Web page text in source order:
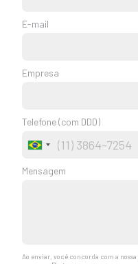
E-mail
Empresa
Telefone (com DDD)
Brazil
Mensagem
Ao enviar, você concorda com a nossa